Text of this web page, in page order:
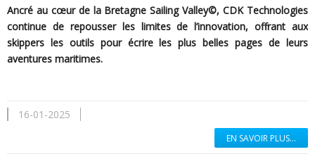
Ancré au cœur de la Bretagne Sailing Valley©, CDK Technologies
continue de repousser les limites de l’innovation, offrant aux
skippers les outils pour écrire les plus belles pages de leurs
aventures maritimes.
16-01-2025
EN SAVOIR PLUS...